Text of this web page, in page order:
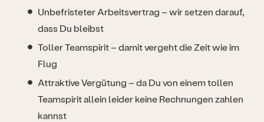
Unbefristeter Arbeitsvertrag – wir setzen darauf,
dass Du bleibst
Toller Teamspirit – damit vergeht die Zeit wie im
Flug
Attraktive Vergütung – da Du von einem tollen
Teamspirit allein leider keine Rechnungen zahlen
kannst